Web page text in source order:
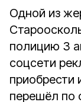
Одной из
полицию 3
соцсети
приобрести
перешёл по